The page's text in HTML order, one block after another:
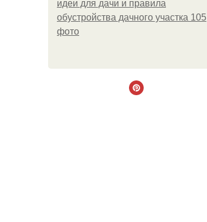
идеи для дачи и правила
обустройства дачного участка 105
фото